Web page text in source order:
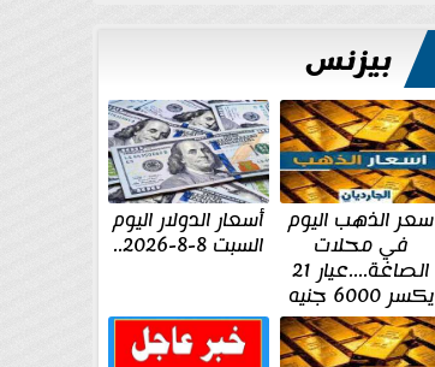
بيزنس
سعر الذهب اليوم
في محلات
الصاغة....عيار 21
يكسر 6000 جنيه
أسعار الدولار اليوم
السبت 8-8-2026..